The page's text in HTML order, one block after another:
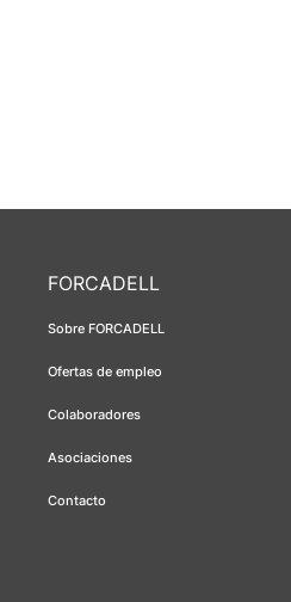
FORCADELL
Sobre FORCADELL
Ofertas de empleo
Colaboradores
Asociaciones
Contacto